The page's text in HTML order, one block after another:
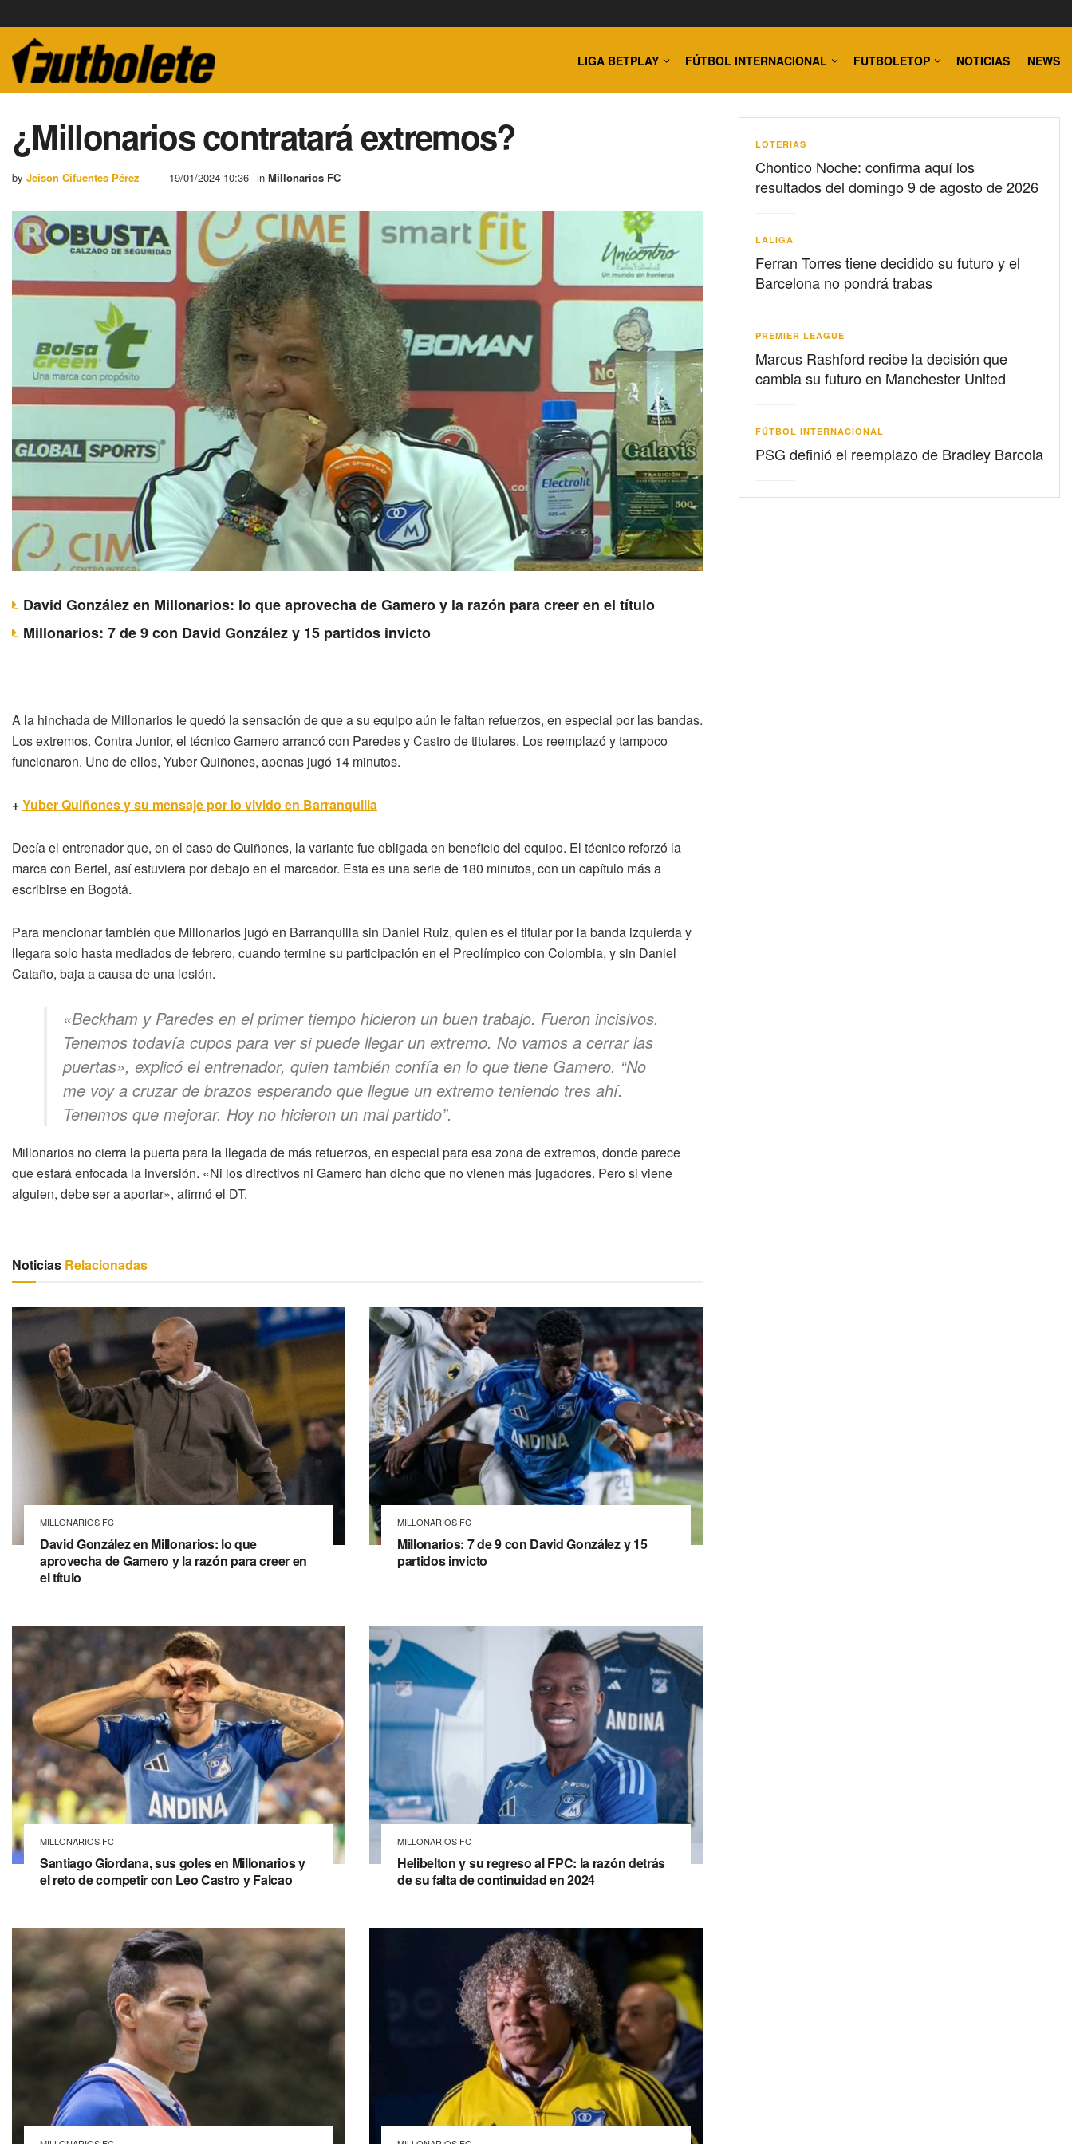
LIGA BETPLAY FÚTBOL INTERNACIONAL FUTBOLETOP NOTICIAS NEWS
¿Millonarios contratará extremos?
by Jeison Cifuentes Pérez 19/01/2024 10:36 in Millonarios FC
David González en Millonarios: lo que aprovecha de Gamero y la razón para creer en el título
Millonarios: 7 de 9 con David González y 15 partidos invicto
A la hinchada de Millonarios le quedó la sensación de que a su equipo aún le faltan refuerzos, en especial por las bandas.
Los extremos. Contra Junior, el técnico Gamero arrancó con Paredes y Castro de titulares. Los reemplazó y tampoco
funcionaron. Uno de ellos, Yuber Quiñones, apenas jugó 14 minutos.
+Yuber Quiñones y su mensaje por lo vivido en Barranquilla
Decía el entrenador que, en el caso de Quiñones, la variante fue obligada en beneficio del equipo. El técnico reforzó la
marca con Bertel, así estuviera por debajo en el marcador. Esta es una serie de 180 minutos, con un capítulo más a
escribirse en Bogotá.
Para mencionar también que Millonarios jugó en Barranquilla sin Daniel Ruiz, quien es el titular por la banda izquierda y
llegara solo hasta mediados de febrero, cuando termine su participación en el Preolímpico con Colombia, y sin Daniel
Cataño, baja a causa de una lesión.
«Beckham y Paredes en el primer tiempo hicieron un buen trabajo. Fueron incisivos.
Tenemos todavía cupos para ver si puede llegar un extremo. No vamos a cerrar las
puertas», explicó el entrenador, quien también confía en lo que tiene Gamero. “No
me voy a cruzar de brazos esperando que llegue un extremo teniendo tres ahí.
Tenemos que mejorar. Hoy no hicieron un mal partido”.
Millonarios no cierra la puerta para la llegada de más refuerzos, en especial para esa zona de extremos, donde parece
que estará enfocada la inversión. «Ni los directivos ni Gamero han dicho que no vienen más jugadores. Pero si viene
alguien, debe ser a aportar», afirmó el DT.
Noticias Relacionadas
MILLONARIOS FC
David González en Millonarios: lo que
aprovecha de Gamero y la razón para creer en
el título
MILLONARIOS FC
Millonarios: 7 de 9 con David González y 15
partidos invicto
MILLONARIOS FC
Santiago Giordana, sus goles en Millonarios y
el reto de competir con Leo Castro y Falcao
MILLONARIOS FC
Helibelton y su regreso al FPC: la razón detrás
de su falta de continuidad en 2024
LOTERIAS
Chontico Noche: confirma aquí los
resultados del domingo 9 de agosto de 2026
LALIGA
Ferran Torres tiene decidido su futuro y el
Barcelona no pondrá trabas
PREMIER LEAGUE
Marcus Rashford recibe la decisión que
cambia su futuro en Manchester United
FÚTBOL INTERNACIONAL
PSG definió el reemplazo de Bradley Barcola